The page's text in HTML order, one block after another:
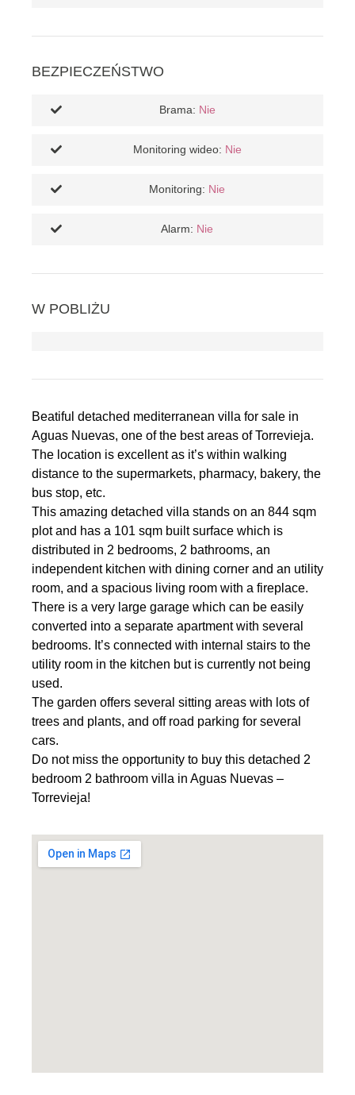
BEZPIECZEŃSTWO
Brama: Nie
Monitoring wideo: Nie
Monitoring: Nie
Alarm: Nie
W POBLIŻU
Beatiful detached mediterranean villa for sale in
Aguas Nuevas, one of the best areas of Torrevieja.
The location is excellent as it’s within walking
distance to the supermarkets, pharmacy, bakery, the
bus stop, etc.
This amazing detached villa stands on an 844 sqm
plot and has a 101 sqm built surface which is
distributed in 2 bedrooms, 2 bathrooms, an
independent kitchen with dining corner and an utility
room, and a spacious living room with a fireplace.
There is a very large garage which can be easily
converted into a separate apartment with several
bedrooms. It’s connected with internal stairs to the
utility room in the kitchen but is currently not being
used.
The garden offers several sitting areas with lots of
trees and plants, and off road parking for several
cars.
Do not miss the opportunity to buy this detached 2
bedroom 2 bathroom villa in Aguas Nuevas –
Torrevieja!